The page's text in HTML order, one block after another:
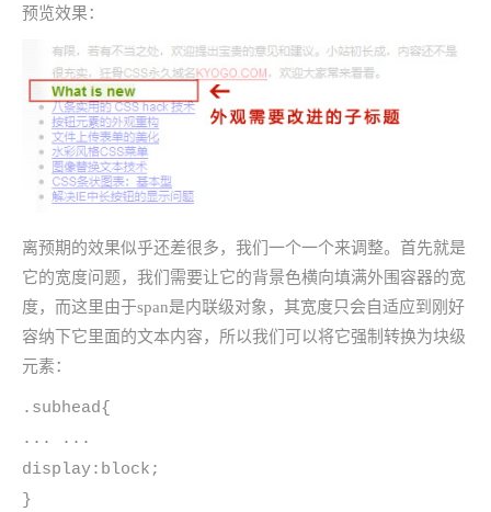
预览效果：
离预期的效果似乎还差很多，我们一个一个来调整。首先就是
它的宽度问题，我们需要让它的背景色横向填满外围容器的宽
度，而这里由于span是内联级对象，其宽度只会自适应到刚好
容纳下它里面的文本内容，所以我们可以将它强制转换为块级
元素：
.subhead{
... ...
display:block;
}